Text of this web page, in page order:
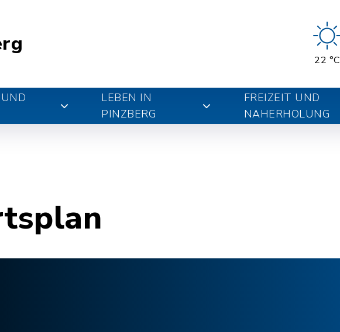
22 °C
LEBEN IN
PINZBERG
FREIZEIT UND
NAHERHOLUNG